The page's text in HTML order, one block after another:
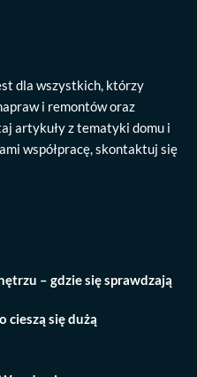
dla wszystkich, którzy
i remontów oraz
artykuły z tematyki domu i
współpracę, skontaktuj się
– gdzie się sprawdzają
cieszą się dużą